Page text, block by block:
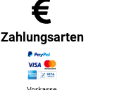
Zahlungsarten